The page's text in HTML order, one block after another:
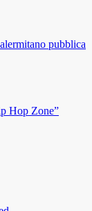
pubblica
Hop Zone”